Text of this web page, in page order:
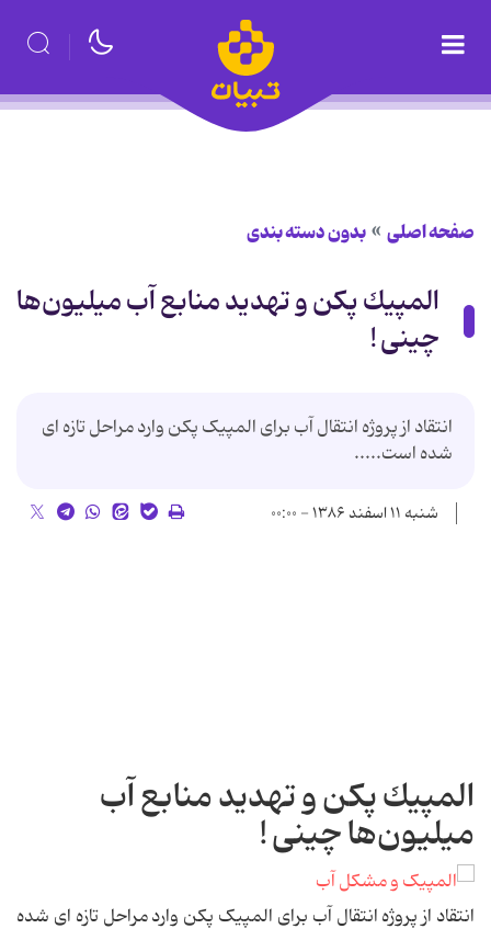
صفحه اصلی بدون دسته بندی
المپیك پكن و تهدید منابع آب میلیون‌ها
چینی !
انتقاد از پروژه انتقال آب برای المپیک پکن وارد مراحل تازه ای
شده ‌است.....
شنبه ۱۱ اسفند ۱۳۸۶ - ۰۰:۰۰
المپیك پكن و تهدید منابع آب
میلیون‌ها چینی !
انتقاد از پروژه انتقال آب برای المپیک پکن وارد مراحل تازه ای شده